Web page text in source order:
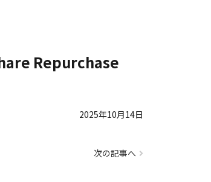
Repurchase
2025年10月14日
次の記事へ